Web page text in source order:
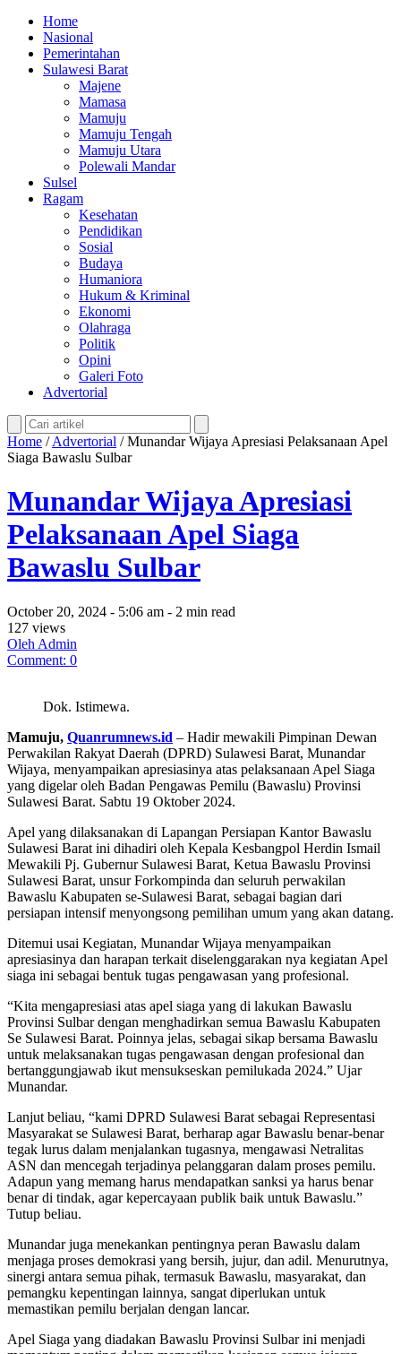
Home
Nasional
Pemerintahan
Sulawesi Barat
Majene
Mamasa
Mamuju
Mamuju Tengah
Mamuju Utara
Polewali Mandar
Sulsel
Ragam
Kesehatan
Pendidikan
Sosial
Budaya
Humaniora
Hukum & Kriminal
Ekonomi
Olahraga
Politik
Opini
Galeri Foto
Advertorial
Home /Advertorial /Munandar Wijaya Apresiasi Pelaksanaan Apel
Siaga Bawaslu Sulbar
Munandar Wijaya Apresiasi
Pelaksanaan Apel Siaga
Bawaslu Sulbar
October 20, 2024 - 5:06 am - 2 min read
127 views
Oleh Admin
Comment: 0
Dok. Istimewa.
Mamuju, Quanrumnews.id – Hadir mewakili Pimpinan Dewan
Perwakilan Rakyat Daerah (DPRD) Sulawesi Barat, Munandar
Wijaya, menyampaikan apresiasinya atas pelaksanaan Apel Siaga
yang digelar oleh Badan Pengawas Pemilu (Bawaslu) Provinsi
Sulawesi Barat. Sabtu 19 Oktober 2024.
Apel yang dilaksanakan di Lapangan Persiapan Kantor Bawaslu
Sulawesi Barat ini dihadiri oleh Kepala Kesbangpol Herdin Ismail
Mewakili Pj. Gubernur Sulawesi Barat, Ketua Bawaslu Provinsi
Sulawesi Barat, unsur Forkompinda dan seluruh perwakilan
Bawaslu Kabupaten se-Sulawesi Barat, sebagai bagian dari
persiapan intensif menyongsong pemilihan umum yang akan datang.
Ditemui usai Kegiatan, Munandar Wijaya menyampaikan
apresiasinya dan harapan terkait diselenggarakan nya kegiatan Apel
siaga ini sebagai bentuk tugas pengawasan yang profesional.
“Kita mengapresiasi atas apel siaga yang di lakukan Bawaslu
Provinsi Sulbar dengan menghadirkan semua Bawaslu Kabupaten
Se Sulawesi Barat. Poinnya jelas, sebagai sikap bersama Bawaslu
untuk melaksanakan tugas pengawasan dengan profesional dan
bertanggungjawab ikut mensukseskan pemilukada 2024.” Ujar
Munandar.
Lanjut beliau, “kami DPRD Sulawesi Barat sebagai Representasi
Masyarakat se Sulawesi Barat, berharap agar Bawaslu benar-benar
tegak lurus dalam menjalankan tugasnya, mengawasi Netralitas
ASN dan mencegah terjadinya pelanggaran dalam proses pemilu.
Adapun yang memang harus mendapatkan sanksi ya harus benar
benar di tindak, agar kepercayaan publik baik untuk Bawaslu.”
Tutup beliau.
Munandar juga menekankan pentingnya peran Bawaslu dalam
menjaga proses demokrasi yang bersih, jujur, dan adil. Menurutnya,
sinergi antara semua pihak, termasuk Bawaslu, masyarakat, dan
pemangku kepentingan lainnya, sangat diperlukan untuk
memastikan pemilu berjalan dengan lancar.
Apel Siaga yang diadakan Bawaslu Provinsi Sulbar ini menjadi